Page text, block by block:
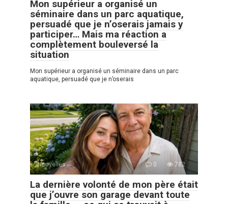
Mon supérieur a organisé un
séminaire dans un parc aquatique,
persuadé que je n’oserais jamais y
participer… Mais ma réaction a
complètement bouleversé la
situation
Mon supérieur a organisé un séminaire dans un parc
aquatique, persuadé que je n’oserais
Nouvelles 0 782
La dernière volonté de mon père était
que j’ouvre son garage devant toute